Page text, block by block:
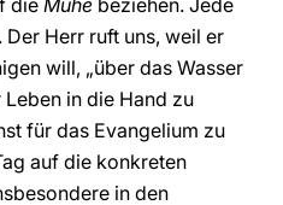
die Mühe beziehen. Jede
Herr ruft uns, weil er
will, „über das Wasser
Leben in die Hand zu
für das Evangelium zu
auf die konkreten
in den